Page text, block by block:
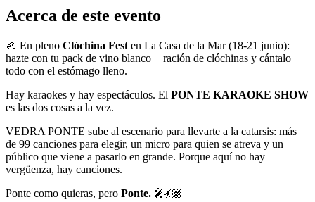
Acerca de este evento
🦪 En pleno Clóchina Fest en La Casa de la Mar (18-21 junio):
hazte con tu pack de vino blanco + ración de clóchinas y cántalo
todo con el estómago lleno.
Hay karaokes y hay espectáculos. El PONTE KARAOKE SHOW
es las dos cosas a la vez.
VEDRA PONTE sube al escenario para llevarte a la catarsis: más
de 99 canciones para elegir, un micro para quien se atreva y un
público que viene a pasarlo en grande. Porque aquí no hay
vergüenza, hay canciones.
Ponte como quieras, pero Ponte. 🎤💃🏽